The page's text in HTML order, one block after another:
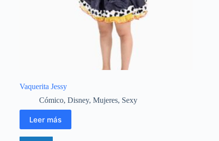
Vaquerita Jessy
Cómico, Disney, Mujeres, Sexy
Leer más